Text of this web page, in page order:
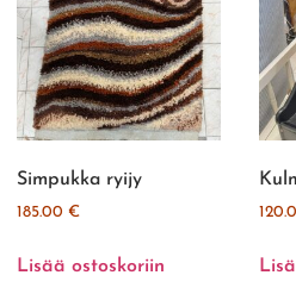
Simpukka ryijy
185.00€
Lisää ostoskoriin